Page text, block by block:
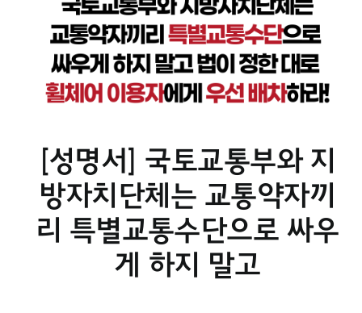
[성명서] 국토교통부와 지
방자치단체는 교통약자끼
리 특별교통수단으로 싸우
게 하지 말고